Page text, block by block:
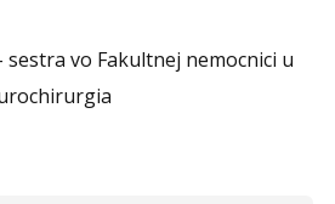
sestra vo Fakultnej nemocnici u